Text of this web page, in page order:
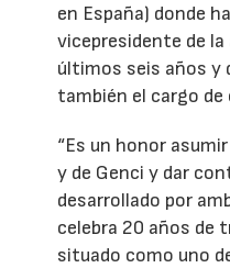
en España) donde
vicepresidente de
últimos seis años y
también el cargo de
“Es un honor
y de Genci y dar
desarrollado por
celebra 20 años de
situado como uno